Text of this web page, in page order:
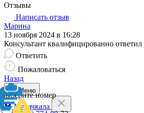
Отзывы
Написать отзыв
Марина
13 ноября 2024 в 16:28
Консультант квалифицированно
Ответить
Пожаловаться
Назад
Выберите номер
Меню
Махачкала